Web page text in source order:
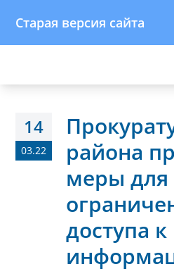
Старая версия сайта
14
03.22
района
меры для
доступа к